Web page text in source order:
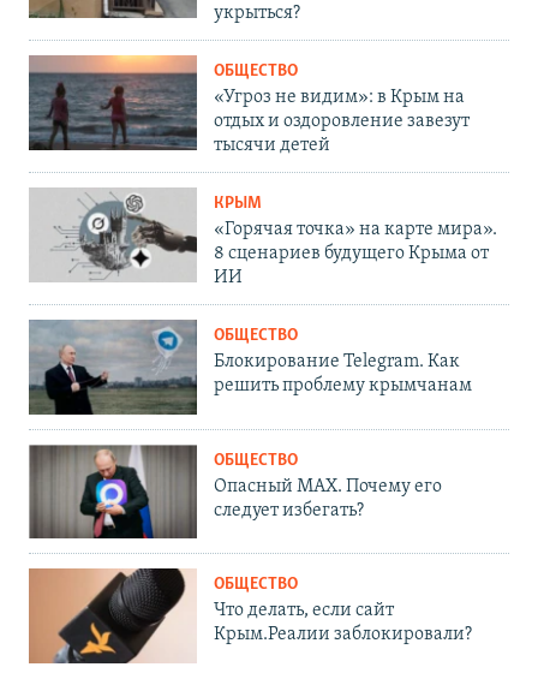
укрыться?
ОБЩЕСТВО
«Угроз не видим»: в Крым на
отдых и оздоровление завезут
тысячи детей
КРЫМ
«Горячая точка» на карте мира».
8 сценариев будущего Крыма от
ИИ
ОБЩЕСТВО
Блокирование Telegram. Как
решить проблему крымчанам
ОБЩЕСТВО
Опасный MAX. Почему его
следует избегать?
ОБЩЕСТВО
Что делать, если сайт
Крым.Реалии заблокировали?